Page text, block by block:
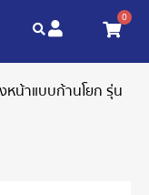
0
หน้าแบบก้านโยก รุ่น